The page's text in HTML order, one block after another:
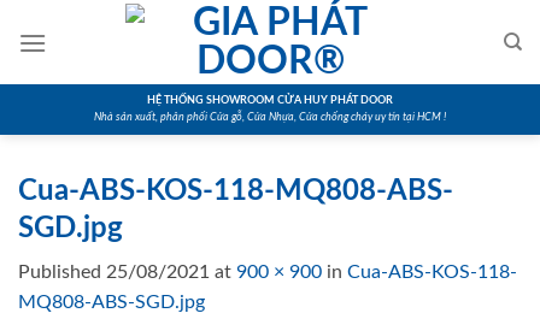
HỆ THỐNG SHOWROOM CỬA HUY PHÁT DOOR
Nhà sản xuất, phân phối Cửa gỗ, Cửa Nhựa, Cửa chống cháy uy tín tại HCM !
Cua-ABS-KOS-118-MQ808-ABS-
SGD.jpg
Published 25/08/2021 at 900 × 900 in Cua-ABS-KOS-118-
MQ808-ABS-SGD.jpg